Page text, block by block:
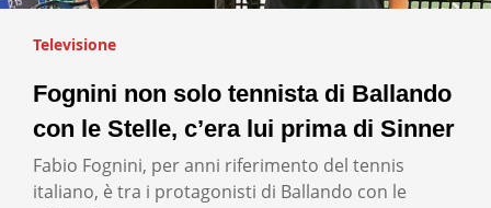
Televisione
Fognini non solo tennista di Ballando
con le Stelle, c’era lui prima di Sinner
Fabio Fognini, per anni riferimento del tennis
italiano, è tra i protagonisti di Ballando con le